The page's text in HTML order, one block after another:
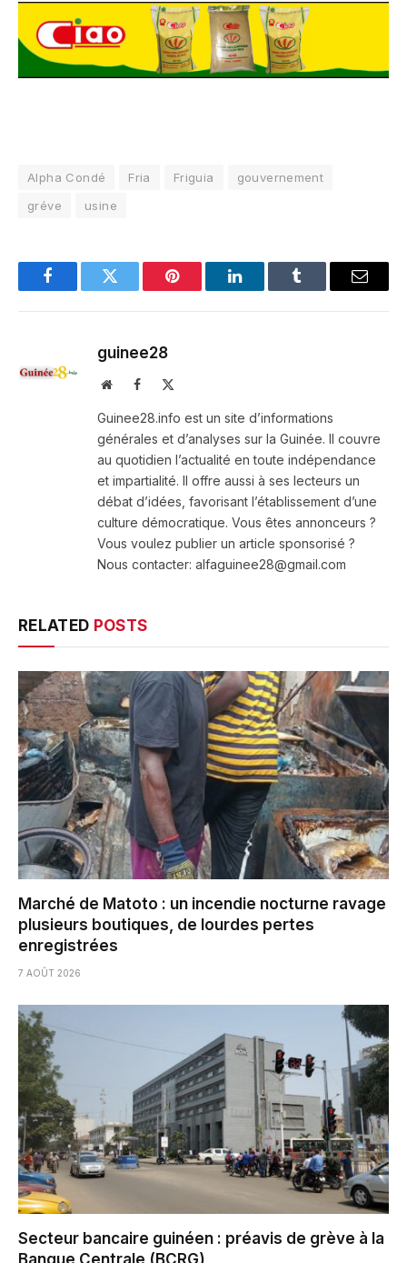
Alpha Condé Fria Friguia
gouvernement
gréve
usine
FacebookTwitter Pinterest LinkedInTumblr Email
guinee28
WebsiteFacebook
Guinee28.info est un site d’informations
générales et d’analyses sur la Guinée. Il couvre
au quotidien l’actualité en toute indépendance
et impartialité. Il offre aussi à ses lecteurs un
débat d’idées, favorisant l’établissement d’une
culture démocratique. Vous êtes annonceurs ?
Vous voulez publier un article sponsorisé ?
Nous contacter: alfaguinee28@gmail.com
RELATED POSTS
Marché de Matoto : un incendie nocturne ravage
plusieurs boutiques, de lourdes pertes
enregistrées
7 AOÛT 2026
Secteur bancaire guinéen : préavis de grève à la
Banque Centrale (BCRG)